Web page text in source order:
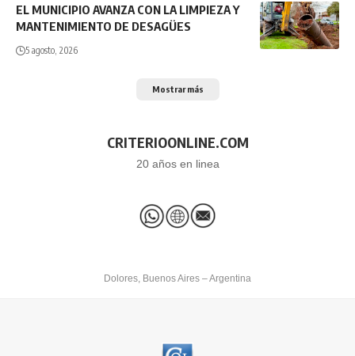
EL MUNICIPIO AVANZA CON LA LIMPIEZA Y
MANTENIMIENTO DE DESAGÜES
5 agosto, 2026
Mostrar más
CRITERIOONLINE.COM
20 años en linea
Dolores, Buenos Aires – Argentina